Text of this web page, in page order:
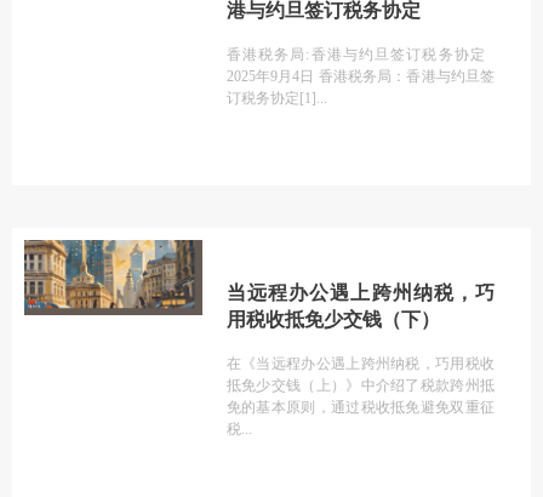
港与约旦签订税务协定
香港税务局:香港与约旦签订税务协定
2025年9月4日 香港税务局：香港与约旦签
订税务协定[1]
当远程办公遇上跨州纳税，巧
用税收抵免少交钱（下）
在《当远程办公遇上跨州纳税，巧用税收
抵免少交钱（上）》中介绍了税款跨州抵
免的基本原则，通过税收抵免避免双重征
税